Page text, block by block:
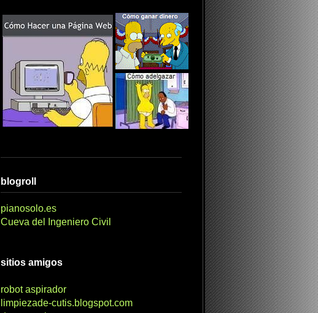
blogroll
pianosolo.es
Cueva del Ingeniero Civil
sitios amigos
robot aspirador
limpiezade-cutis.blogspot.com